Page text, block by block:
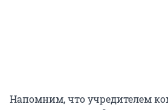
Напомним, что учредителем